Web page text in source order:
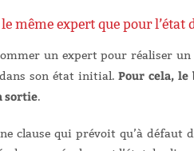
même expert que pour l’état
un expert pour réaliser
dans son état initial.Pour cela,
sortie.
clause qui prévoit qu’à défaut